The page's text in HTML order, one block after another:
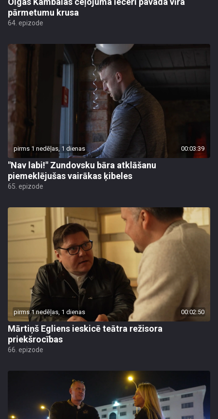
pārmetumu krusa
64. epizode
pirms 1 nedēļas, 1 dienas 00:03:39
"Nav labi!" Zundovsku bāra atklāšanu
piemeklējušas vairākas ķibeles
65. epizode
pirms 1 nedēļas, 1 dienas 00:02:50
Mārtiņš Egliens ieskicē teātra režisora
priekšrocības
66. epizode